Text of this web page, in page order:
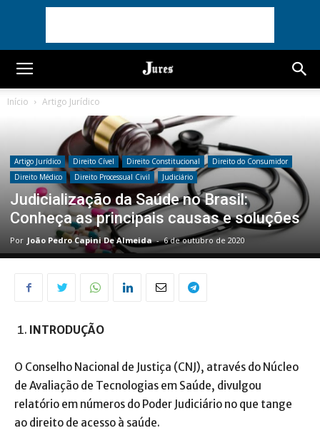
Início Artigo Jurídico
Artigo Jurídico Direito Cível Direito Constitucional
Direito do Consumidor
Direito Médico
Direito Processual Civil Judiciário
Judicialização da Saúde no Brasil:
Conheça as principais causas e soluções
Por João Pedro Capini De Almeida - 6 de outubro de 2020
INTRODUÇÃO
O Conselho Nacional de Justiça (CNJ), através do Núcleo
de Avaliação de Tecnologias em Saúde, divulgou
relatório em números do Poder Judiciário no que tange
ao direito de acesso à saúde.